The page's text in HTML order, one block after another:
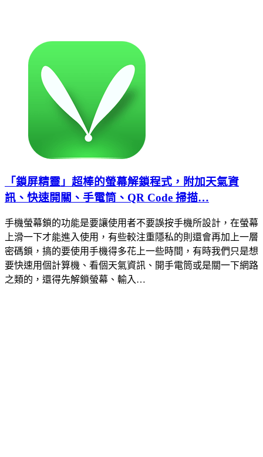
「鎖屏精靈」超棒的螢幕解鎖程式，附加天氣資
訊、快速開關、手電筒、QR Code 掃描…
手機螢幕鎖的功能是要讓使用者不要誤按手機所設計，在螢幕
上滑一下才能進入使用，有些較注重隱私的則還會再加上一層
密碼鎖，搞的要使用手機得多花上一些時間，有時我們只是想
要快速用個計算機、看個天氣資訊、開手電筒或是關一下網路
之類的，還得先解鎖螢幕、輸入…